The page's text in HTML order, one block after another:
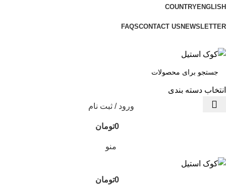
ENGLISH
COUNTRY
NEWSLETTER
CONTACT US
FAQS
انتخاب دسته بندی
ورود / ثبت نام
0تومان
منو
0تومان